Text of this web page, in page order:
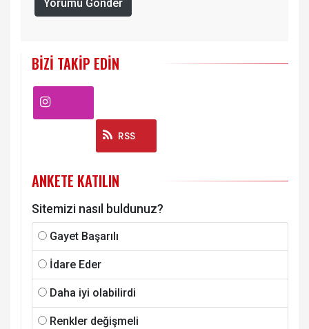
Yorumu Gönder
BIZI TAKIP EDIN
RSS
ANKETE KATILIN
Sitemizi nasıl buldunuz?
Gayet Başarılı
İdare Eder
Daha iyi olabilirdi
Renkler değişmeli